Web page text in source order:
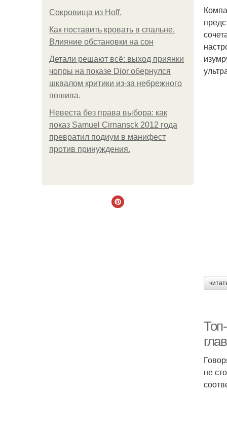
Сокровища из Hoff.
Как поставить кровать в спальне.
Влияние обстановки на сон
Детали решают всё: выход приянки
чопры на показе Dior обернулся
шквалом критики из-за небрежного
пошива.
Невеста без права выбора: как
показ Samuel Cirnansck 2012 года
превратил подиум в манифест
против принуждения.
не